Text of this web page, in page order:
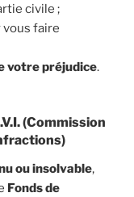
civile ;
vous faire
votre préjudice.
(Commission
ou insolvable,
Fonds de